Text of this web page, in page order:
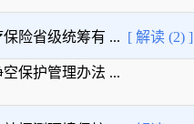
险省级统筹有 ... [ 解读 (2) ]
保护管理办法 ...